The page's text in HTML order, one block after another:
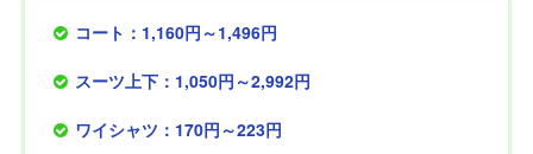
コート：1,160円～1,496円
スーツ上下：1,050円～2,992円
ワイシャツ：170円～223円